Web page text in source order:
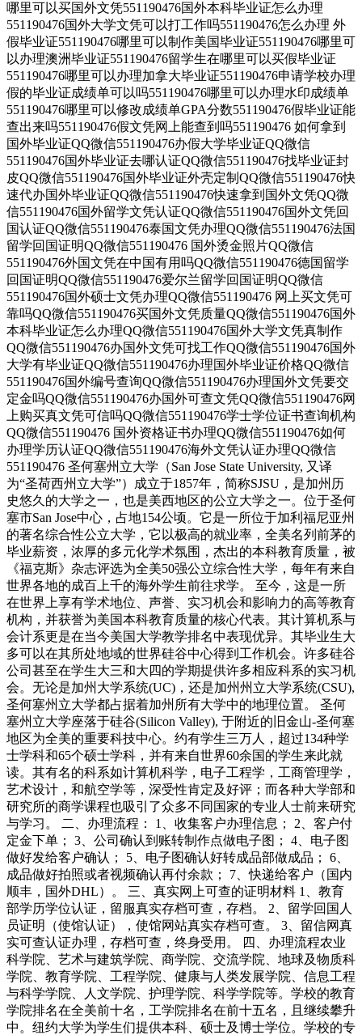
哪里可以买国外文凭551190476国外本科毕业证怎么办理
551190476国外大学文凭可以打工作吗551190476怎么办理 外
假毕业证551190476哪里可以制作美国毕业证551190476哪里可
以办理澳洲毕业证551190476留学生在哪里可以买假毕业证
551190476哪里可以办理加拿大毕业证551190476申请学校办理
假的毕业证成绩单可以吗551190476哪里可以办理水印成绩单
551190476哪里可以修改成绩单GPA分数551190476假毕业证能
查出来吗551190476假文凭网上能查到吗551190476 如何拿到
国外毕业证QQ微信551190476办假大学毕业证QQ微信
551190476国外毕业证去哪认证QQ微信551190476找毕业证封
皮QQ微信551190476国外毕业证外壳定制QQ微信551190476快
速代办国外毕业证QQ微信551190476快速拿到国外文凭QQ微
信551190476国外留学文凭认证QQ微信551190476国外文凭回
国认证QQ微信551190476泰国文凭办理QQ微信551190476法国
留学回国证明QQ微信551190476 国外烫金照片QQ微信
551190476外国文凭在中国有用吗QQ微信551190476德国留学
回国证明QQ微信551190476爱尔兰留学回国证明QQ微信
551190476国外硕士文凭办理QQ微信551190476 网上买文凭可
靠吗QQ微信551190476买国外文凭质量QQ微信551190476国外
本科毕业证怎么办理QQ微信551190476国外大学文凭真制作
QQ微信551190476办国外文凭可找工作QQ微信551190476国外
大学有毕业证QQ微信551190476办理国外毕业证价格QQ微信
551190476国外编号查询QQ微信551190476办理国外文凭要交
定金吗QQ微信551190476办国外可查文凭QQ微信551190476网
上购买真文凭可信吗QQ微信551190476学士学位证书查询机构
QQ微信551190476 国外资格证书办理QQ微信551190476如何
办理学历认证QQ微信551190476海外文凭认证办理QQ微信
551190476 圣何塞州立大学（San Jose State University, 又译
为“圣荷西州立大学”）成立于1857年，简称SJSU，是加州历
史悠久的大学之一，也是美西地区的公立大学之一。位于圣何
塞市San Jose中心，占地154公顷。它是一所位于加利福尼亚州
的著名综合性公立大学，它以极高的就业率，全美名列前茅的
毕业薪资，浓厚的多元化学术氛围，杰出的本科教育质量，被
《福克斯》杂志评选为全美50强公立综合性大学，每年有来自
世界各地的成百上千的海外学生前往求学。 至今，这是一所
在世界上享有学术地位、声誉、实习机会和影响力的高等教育
机构，并获誉为美国本科教育质量的核心代表。其计算机系与
会计系更是在当今美国大学教学排名中表现优异。其毕业生大
多可以在其所处地域的世界硅谷中心得到工作机会。许多硅谷
公司甚至在学生大三和大四的学期提供许多相应科系的实习机
会。无论是加州大学系统(UC)，还是加州州立大学系统(CSU),
圣何塞州立大学都占据着加州所有大学中的地理位置。 圣何
塞州立大学座落于硅谷(Silicon Valley), 于附近的旧金山-圣何塞
地区为全美的重要科技中心。约有学生三万人，超过134种学
士学科和65个硕士学科，并有来自世界60余国的学生来此就
读。其有名的科系如计算机科学，电子工程学，工商管理学，
艺术设计，和航空学等，深受性肯定及好评；而各种大学部和
研究所的商学课程也吸引了众多不同国家的专业人士前来研究
与学习。 二、办理流程： 1、收集客户办理信息； 2、客户付
定金下单； 3、公司确认到账转制作点做电子图； 4、电子图
做好发给客户确认； 5、电子图确认好转成品部做成品； 6、
成品做好拍照或者视频确认再付余款； 7、快递给客户（国内
顺丰，国外DHL）。 三、真实网上可查的证明材料 1、教育
部学历学位认证，留服真实存档可查，存档。 2、留学回国人
员证明（使馆认证），使馆网站真实存档可查。 3、留信网真
实可查认证办理，存档可查，终身受用。 四、办理流程农业
科学院、艺术与建筑学院、商学院、交流学院、地球及物质科
学院、教育学院、工程学院、健康与人类发展学院、信息工程
与科学学院、人文学院、护理学院、科学学院等。学校的教育
学院排名在全美前十名，工学院排名在前十五名，且继续攀升
中。纽约大学为学生们提供本科、硕士及博士学位。学校的专